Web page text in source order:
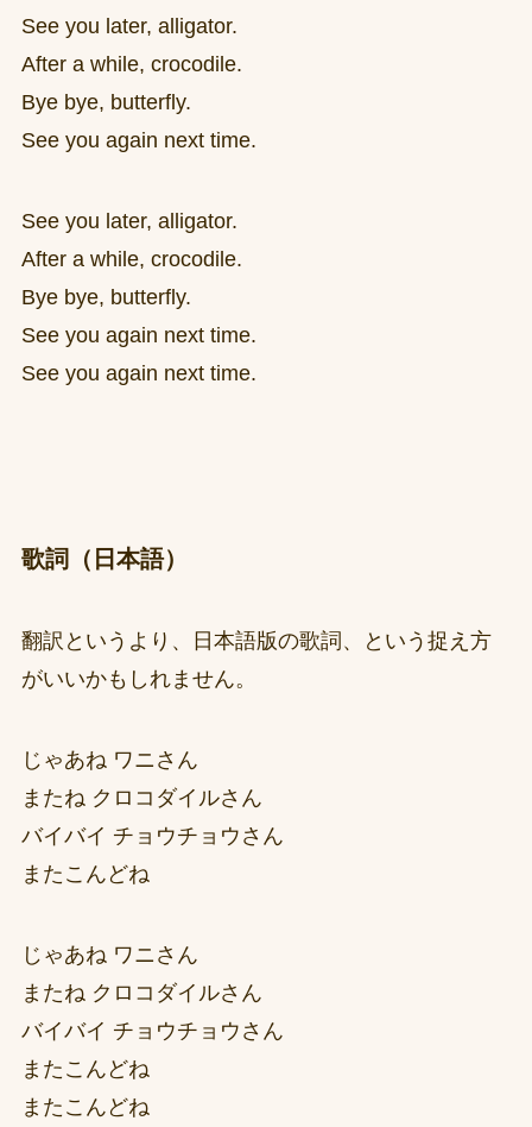
See you later, alligator.
After a while, crocodile.
Bye bye, butterfly.
See you again next time.
See you later, alligator.
After a while, crocodile.
Bye bye, butterfly.
See you again next time.
See you again next time.
歌詞（日本語）
翻訳というより、日本語版の歌詞、という捉え方
がいいかもしれません。
じゃあね ワニさん
またね クロコダイルさん
バイバイ チョウチョウさん
またこんどね
じゃあね ワニさん
またね クロコダイルさん
バイバイ チョウチョウさん
またこんどね
またこんどね